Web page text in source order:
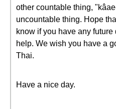
other countable thing,
uncountable thing. Hope
know if you have any
help. We wish you have a
Thai.
Have a nice day.